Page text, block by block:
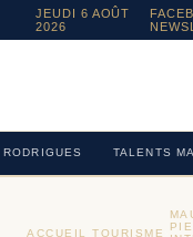
JEUDI 6 AOÛT
2026
RODRIGUES TALENTS
ACCUEIL ›TOURISME